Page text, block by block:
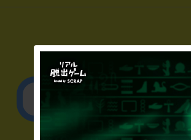
▼一般の
公演内容、チ